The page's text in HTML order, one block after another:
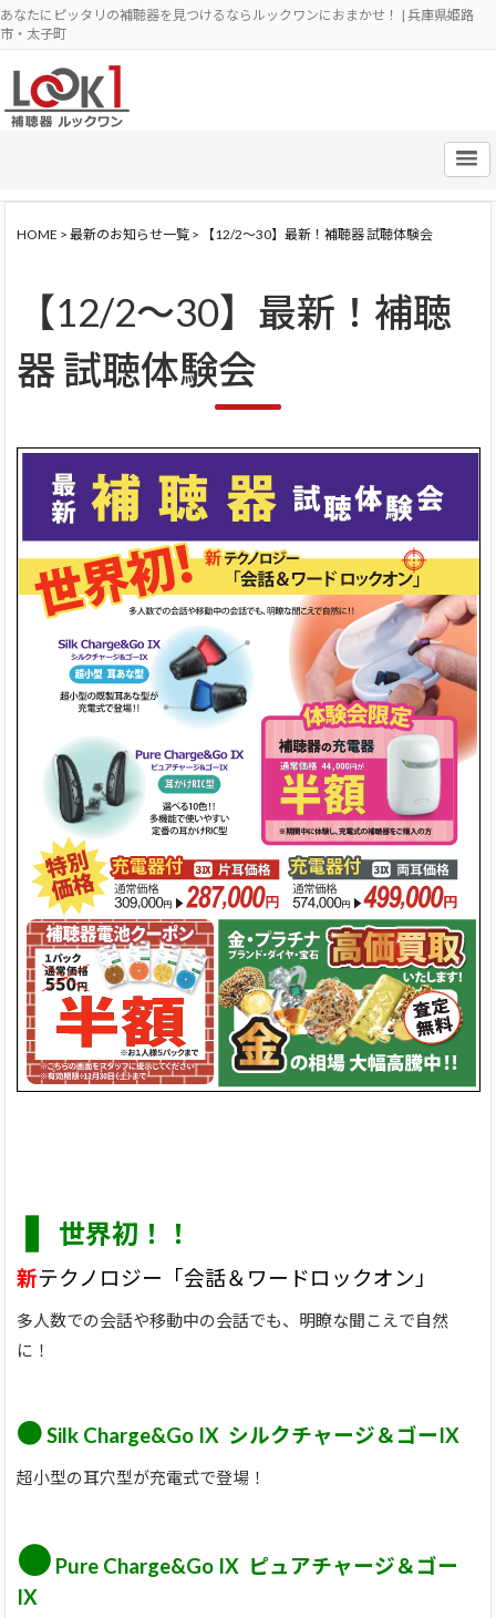
あなたにピッタリの補聴器を見つけるならルックワンにおまかせ！ | 兵庫県姫路
市・太子町
HOME >最新のお知らせ一覧 > 【12/2～30】最新！補聴器 試聴体験会
【12/2～30】最新！補聴
器 試聴体験会
❚ 世界初！！
新テクノロジー「会話＆ワードロックオン」
多人数での会話や移動中の会話でも、明瞭な聞こえで自然
に！
● Silk Charge&Go IX シルクチャージ＆ゴーIX
超小型の耳穴型が充電式で登場！
● Pure Charge&Go IX ピュアチャージ＆ゴー
IX